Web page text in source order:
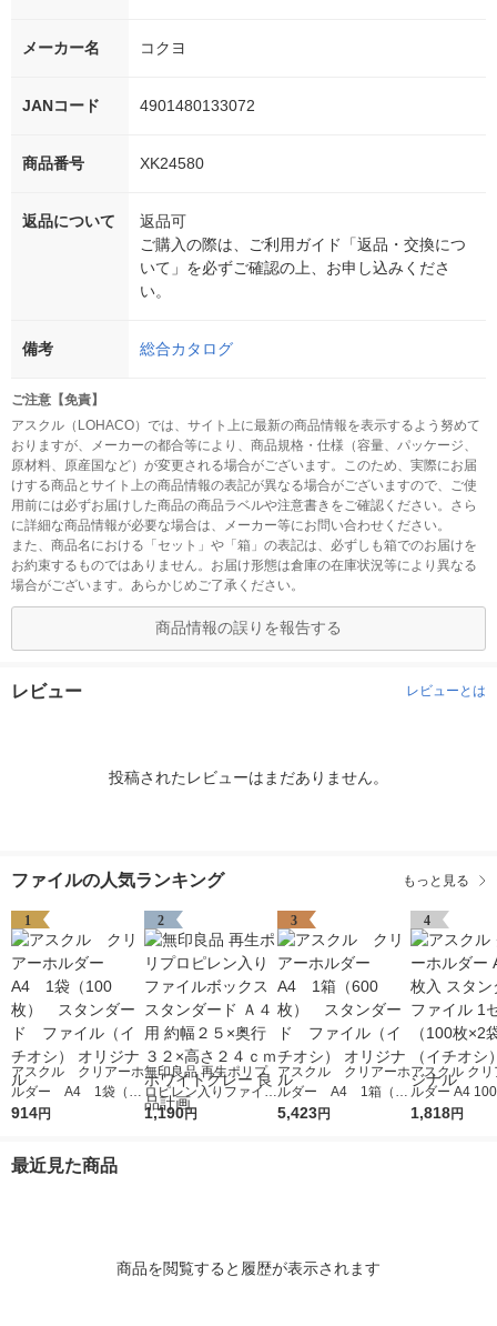
メーカー名 コクヨ
JANコード 4901480133072
商品番号 XK24580
返品について
返品可
ご購入の際は、ご利用ガイド「返品・交換につ
いて」を必ずご確認の上、お申し込みくださ
い。
備考 総合カタログ
ご注意【免責】
アスクル（LOHACO）では、サイト上に最新の商品情報を表示するよう努めて
おりますが、メーカーの都合等により、商品規格・仕様（容量、パッケージ、
原材料、原産国など）が変更される場合がございます。このため、実際にお届
けする商品とサイト上の商品情報の表記が異なる場合がございますので、ご使
用前には必ずお届けした商品の商品ラベルや注意書きをご確認ください。さら
に詳細な商品情報が必要な場合は、メーカー等にお問い合わせください。
また、商品名における「セット」や「箱」の表記は、必ずしも箱でのお届けを
お約束するものではありません。お届け形態は倉庫の在庫状況等により異なる
場合がございます。あらかじめご了承ください。
商品情報の誤りを報告する
レビュー レビューとは
投稿されたレビューはまだありません。
ファイルの人気ランキング もっと見る
1
アスクル クリアーホ
ルダー A4 1袋（10
0枚） スタンダー
914円
2
無印良品 再生ポリプ
ロピレン入りファイル
ボックススタンダード
1,190円
3
アスクル クリアーホ
ルダー A4 1箱（60
0枚） スタンダー
5,423円
4
アスクル ク
ルダー A4
タンダード
1,818円
最近見た商品
商品を閲覧すると履歴が表示されます